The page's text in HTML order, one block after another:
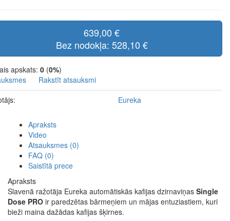
639,00 €
Bez nodokļa: 528,10 €
apskats: 0 (0%)
Rakstīt atsauksmi
Eureka
Apraksts
Video
Atsauksmes (0)
FAQ (0)
Saistītā prece
Apraksts
Slavenā ražotāja Eureka automātiskās kafijas dzirnaviņas Single
Dose PRO ir paredzētas bārmeņiem un mājas entuziastiem, kuri
bieži maina dažādas kafijas šķirnes.